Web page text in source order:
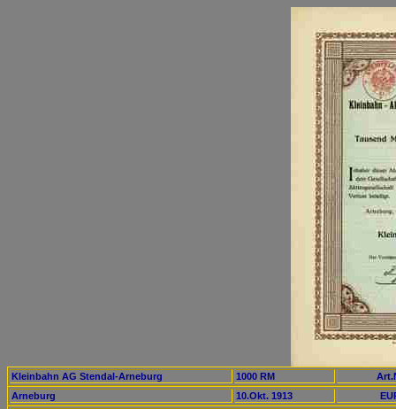
Kleinbahn AG Stendal-Arneburg 1000 RM
Arneburg
10.Okt. 1913